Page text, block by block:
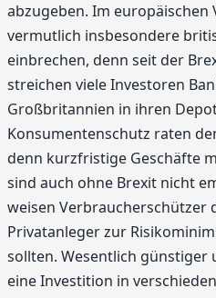
abzugeben. Im europäischen
vermutlich insbesondere
einbrechen, denn seit der
streichen viele Investoren
Großbritannien in ihren
Konsumentenschutz raten
denn kurzfristige Geschäfte
sind auch ohne Brexit nicht
weisen Verbraucherschützer
Privatanleger zur
sollten. Wesentlich günstiger
eine Investition in